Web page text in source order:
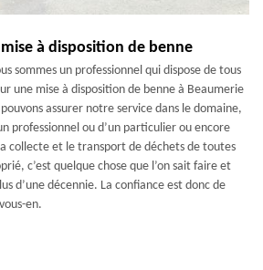
à disposition de benne
sommes un professionnel qui dispose de tous
une mise à disposition de benne à Beaumerie
assurer notre service dans le domaine,
professionnel ou d’un particulier ou encore
collecte et le transport de déchets de toutes
c’est quelque chose que l’on sait faire et
d’une décennie. La confiance est donc de
en.